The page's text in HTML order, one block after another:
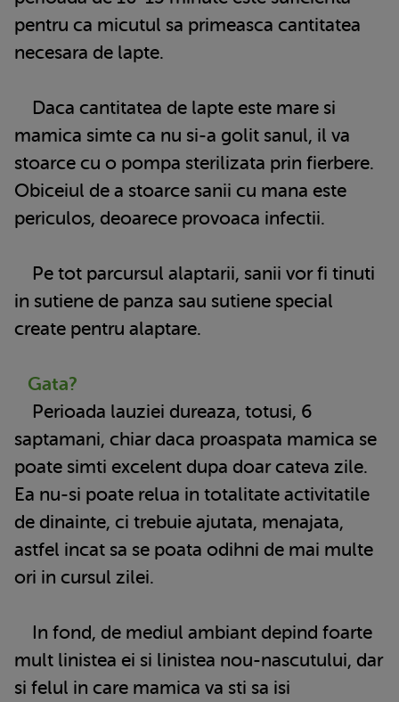
pentru ca micutul sa primeasca cantitatea
necesara de lapte.
Daca cantitatea de lapte este mare si
mamica simte ca nu si-a golit sanul, il va
stoarce cu o pompa sterilizata prin fierbere.
Obiceiul de a stoarce sanii cu mana este
periculos, deoarece provoaca infectii.
Pe tot parcursul alaptarii, sanii vor fi tinuti
in sutiene de panza sau sutiene special
create pentru alaptare.
Gata?
Perioada lauziei dureaza, totusi, 6
saptamani, chiar daca proaspata mamica se
poate simti excelent dupa doar cateva zile.
Ea nu-si poate relua in totalitate activitatile
de dinainte, ci trebuie ajutata, menajata,
astfel incat sa se poata odihni de mai multe
ori in cursul zilei.
In fond, de mediul ambiant depind foarte
mult linistea ei si linistea nou-nascutului, dar
si felul in care mamica va sti sa isi